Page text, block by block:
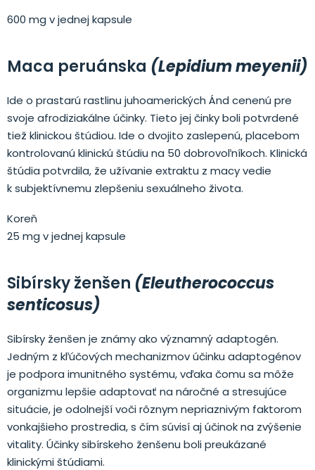
600 mg v jednej kapsule
Maca peruánska (Lepidium meyenii)
Ide o prastarú rastlinu juhoamerických Ánd cenenú pre
svoje afrodiziakálne účinky. Tieto jej činky boli potvrdené
tiež klinickou štúdiou. Ide o dvojito zaslepenú, placebom
kontrolovanú klinickú štúdiu na 50 dobrovoľníkoch. Klinická
štúdia potvrdila, že užívanie extraktu z macy vedie
k subjektívnemu zlepšeniu sexuálneho života.
Koreň
25 mg v jednej kapsule
Sibírsky ženšen (Eleutherococcus
senticosus)
Sibírsky ženšen je známy ako významný adaptogén.
Jedným z kľúčových mechanizmov účinku adaptogénov
je podpora imunitného systému, vďaka čomu sa môže
organizmu lepšie adaptovať na náročné a stresujúce
situácie, je odolnejší voči rôznym nepriaznivým faktorom
vonkajšieho prostredia, s čím súvisí aj účinok na zvýšenie
vitality. Účinky sibírskeho ženšenu boli preukázané
klinickými štúdiami.